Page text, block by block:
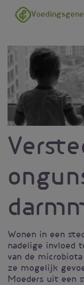
Overslaan en naar de
Wonen in een
nadelige invloed
van de
ze mogelijk
Moeders uit een